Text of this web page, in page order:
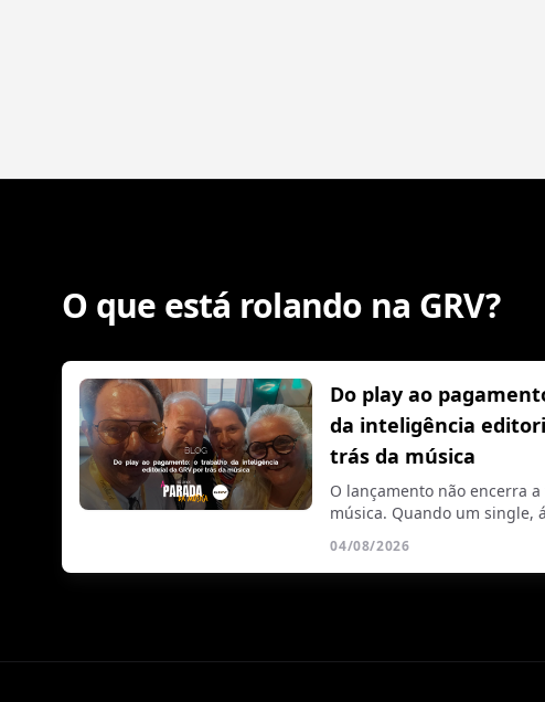
O que está rolando na GRV?
Do play ao
da inteligência
trás da música
O lançamento não encerra
música. Quando um single,
04/08/2026